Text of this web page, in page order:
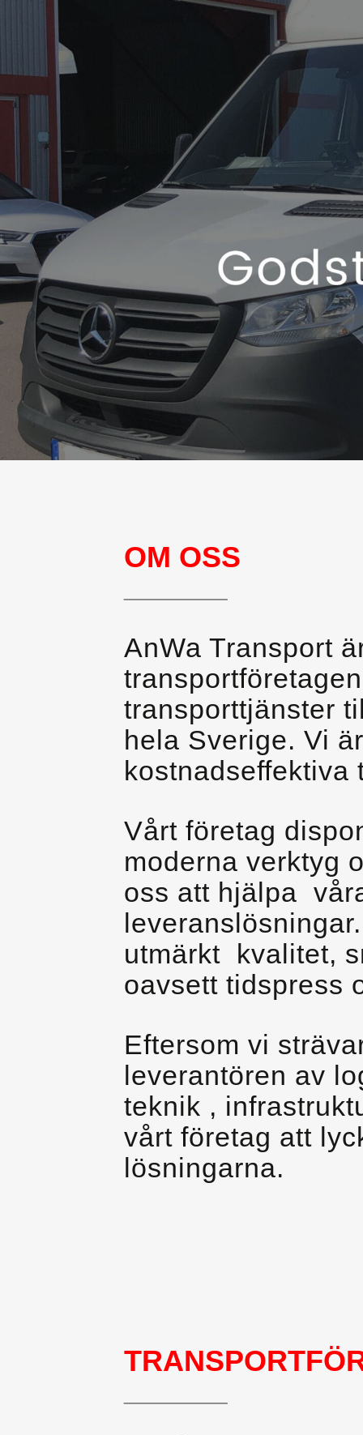
OM OSS
AnWa Transport
transporttjänster
hela Sverige. Vi
kostnadseffektiva
Vårt företag
moderna verktyg
oss att hjälpa
utmärkt kvalitet,
oavsett tidspress
Eftersom vi
leverantören av
teknik ,
vårt företag att
lösningarna.